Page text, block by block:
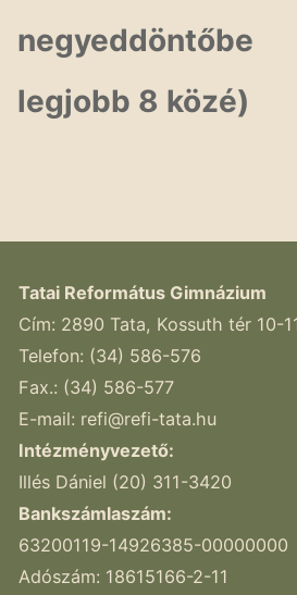
legjobb 8 közé)
Tatai Református Gimnázium
Cím: 2890 Tata, Kossuth tér 10-
Telefon: (34) 586-576
Fax.: (34) 586-577
E-mail: refi@refi-tata.hu
Intézményvezető:
Illés Dániel (20) 311-3420
Bankszámlaszám:
63200119-14926385-00000000
Adószám: 18615166-2-11